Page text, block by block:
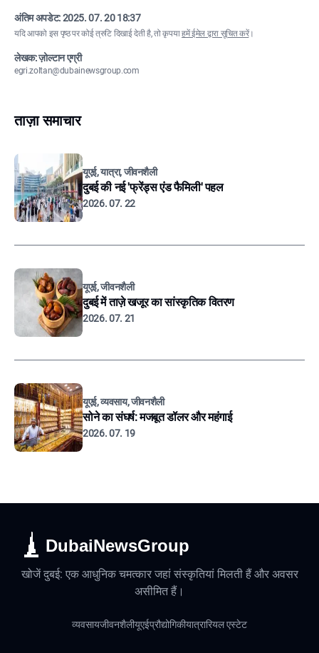
अंतिम अपडेट:2025. 07. 20 18:37
यदि आपको इस पृष्ठ पर कोई त्रुटि दिखाई देती है, तो कृपयाहमें ईमेल द्वारा सूचित करें।
लेखक: ज़ोल्टान एग्री
egri.zoltan@dubainewsgroup.com
ताज़ा समाचार
यूएई, यात्रा, जीवनशैली
दुबई की नई 'फ्रेंड्स एंड फैमिली' पहल
2026. 07. 22
यूएई, जीवनशैली
दुबई में ताज़े खजूर का सांस्कृतिक वितरण
2026. 07. 21
यूएई, व्यवसाय, जीवनशैली
सोने का संघर्ष: मजबूत डॉलर और महंगाई
2026. 07. 19
DubaiNewsGroup
खोजें दुबई: एक आधुनिक चमत्कार जहां संस्कृतियां मिलती हैं और अवसर
असीमित हैं।
व्यवसायजीवनशैलीयूएईप्रौद्योगिकीयात्रारियल एस्टेट